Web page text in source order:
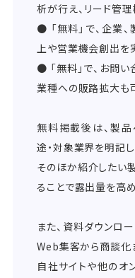
析が行え、リード管
● 「無料」で、企業
上や営業機会創出を
● 「無料」で、お問
業種への販路拡大も
無料掲載後は、製
途・対象業界を明記
そのほか紹介したい
ることで露出量を高
また、資料ダウンロ
Web集客から商談化
自社サイトや他のオ